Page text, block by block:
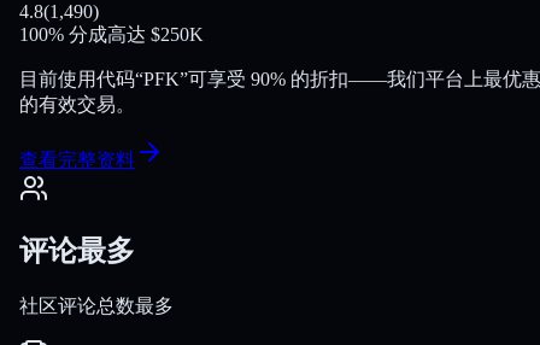
4.8(1,490)
100% 分成高达 $250K
目前使用代码“PFK”可享受 90% 的折扣——我们平台上最优惠
的有效交易。
查看完整资料
评论最多
社区评论总数最多